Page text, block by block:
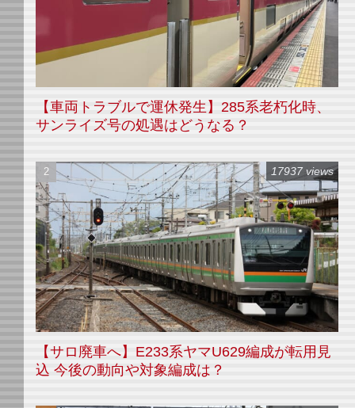
【車両トラブルで運休発生】285系老朽化時、
サンライズ号の処遇はどうなる？
【サロ廃車へ】E233系ヤマU629編成が転用見
込 今後の動向や対象編成は？
17937 views